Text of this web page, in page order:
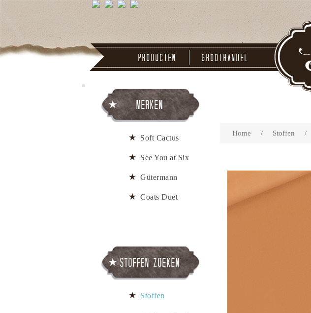
Producten Groothandel
Home / Stoffen /
Merken
Soft Cactus
See You at Six
Gütermann
Coats Duet
Stoffen zoeken
Stoffen